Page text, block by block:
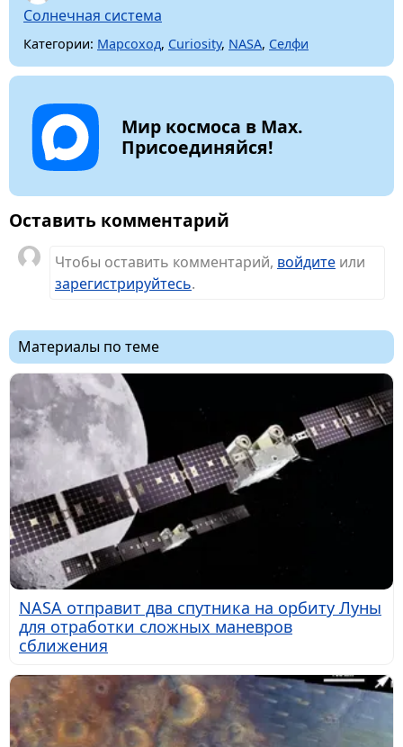
Солнечная система
Категории: Марсоход, Curiosity, NASA, Селфи
Мир космоса в Max.
Присоединяйся!
Оставить комментарий
Чтобы оставить комментарий, войдите или
зарегистрируйтесь.
Материалы по теме
NASA отправит два спутника на орбиту Луны
для отработки сложных маневров
сближения